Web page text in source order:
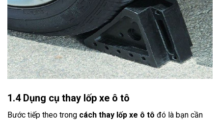
1.4 Dụng cụ thay lốp xe ô tô
Bước tiếp theo trong cách thay lốp xe ô tô đó là bạn cần